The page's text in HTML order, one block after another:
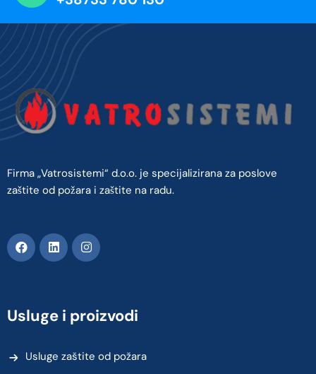
Firma „Vatrosistemi“ d.o.o. je specijalizirana za poslove
zaštite od požara i zaštite na radu.
Usluge i proizvodi
Usluge zaštite od požara